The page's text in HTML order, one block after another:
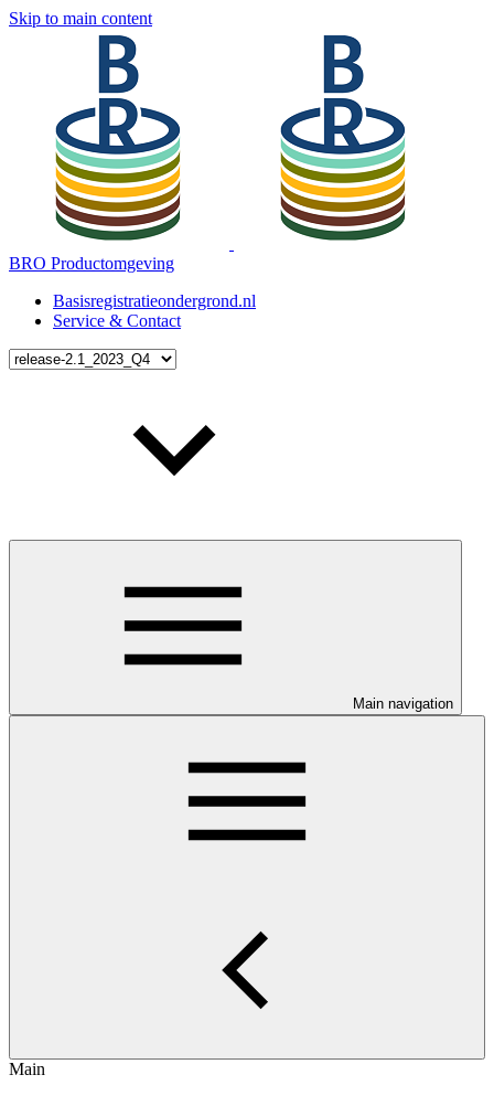
Skip to main content
BRO Productomgeving
Basisregistratieondergrond.nl
Service & Contact
Main navigation
Main